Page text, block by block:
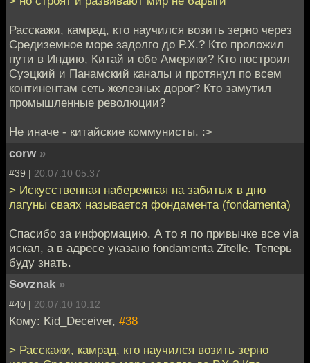
Расскажи, камрад, кто научился возить зерно через
Средиземное море задолго до Р.Х.? Кто проложил
пути в Индию, Китай и обе Америки? Кто построил
Суэцкий и Панамский каналы и протянул по всем
континентам сеть железных дорог? Кто замутил
промышленные революции?
Не иначе - китайские коммунисты. :>
corw »
#39 | 20.07.10 05:37
> Искусственная набережная на забитых в дно
лагуны сваях называется фондамента (fondamenta)
Спасибо за информацию. А то я по привычке все via
искал, а в адресе указано fondamenta Zitelle. Теперь
буду знать.
Sovznak »
#40 | 20.07.10 10:12
Кому: Kid_Deceiver, #38
> Расскажи, камрад, кто научился возить зерно